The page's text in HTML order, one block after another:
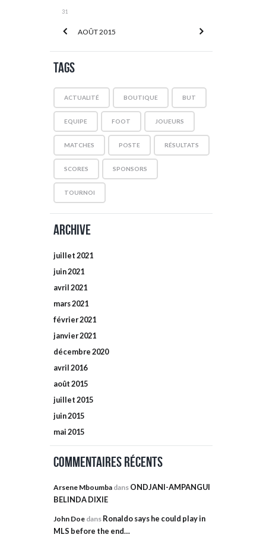
AOÛT2015
31
Tags
ACTUALITÉ BOUTIQUE BUT
EQUIPE FOOT JOUEURS
MATCHES POSTE RÉSULTATS
SCORES SPONSORS
TOURNOI
Archive
juillet2021
juin2021
avril2021
mars2021
février2021
janvier2021
décembre2020
avril2016
août2015
juillet2015
juin2015
mai2015
Commentaires récents
Arsene Mboumba dans ONDJANI-AMPANGUI
BELINDA DIXIE
John Doe dans Ronaldo says he could play in
MLS before the end…